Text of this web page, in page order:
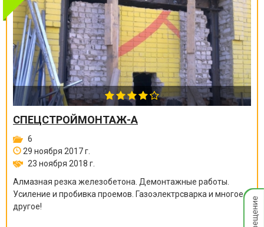
СПЕЦСТРОЙМОНТАЖ-А
6
29 ноября 2017 г.
23 ноября 2018 г.
Алмазная резка железобетона. Демонтажные работы.
Усиление и пробивка проемов. Газоэлектрсварка и многое
другое!